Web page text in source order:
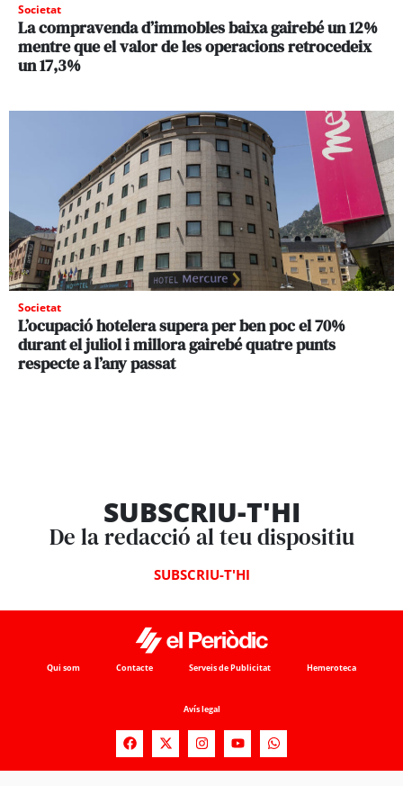
Societat
La compravenda d’immobles baixa gairebé un 12%
mentre que el valor de les operacions retrocedeix
un 17,3%
Societat
L’ocupació hotelera supera per ben poc el 70%
durant el juliol i millora gairebé quatre punts
respecte a l’any passat
SUBSCRIU-T'HI
De la redacció al teu dispositiu
SUBSCRIU-T'HI
Qui som Contacte Serveis de Publicitat Hemeroteca
Avís legal